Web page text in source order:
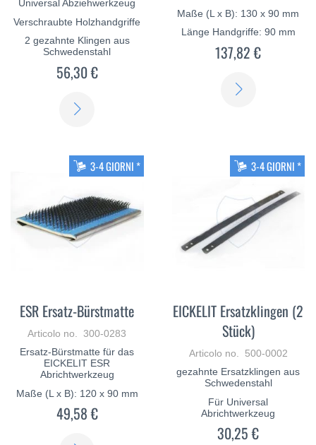
Universal Abziehwerkzeug
Verschraubte Holzhandgriffe
2 gezahnte Klingen aus
Schwedenstahl
56,30 €
Maße (L x B): 130 x 90 mm
Länge Handgriffe: 90 mm
137,82 €
3-4 GIORNI *
ESR Ersatz-Bürstmatte
Articolo no. 300-0283
Ersatz-Bürstmatte für das
EICKELIT ESR
Abrichtwerkzeug
Maße (L x B): 120 x 90 mm
49,58 €
3-4 GIORNI *
EICKELIT Ersatzklingen (2
Stück)
Articolo no. 500-0002
gezahnte Ersatzklingen aus
Schwedenstahl
Für Universal
Abrichtwerkzeug
30,25 €